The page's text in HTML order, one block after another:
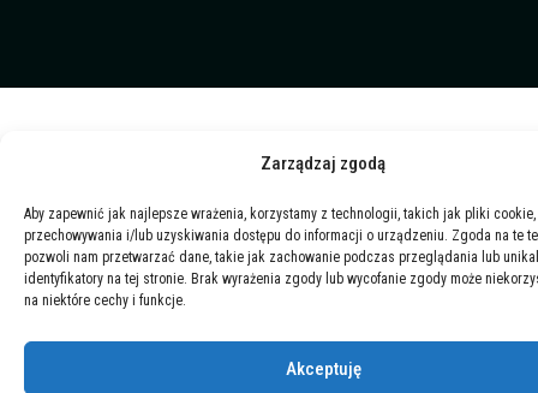
Zarządzaj zgodą
Aby zapewnić jak najlepsze wrażenia, korzystamy z technologii, takich jak pliki
przechowywania i/lub uzyskiwania dostępu do informacji o urządzeniu. Zgoda na te
pozwoli nam przetwarzać dane, takie jak zachowanie podczas przeglądania lub
identyfikatory na tej stronie. Brak wyrażenia zgody lub wycofanie zgody może
na niektóre cechy i funkcje.
Akceptuję